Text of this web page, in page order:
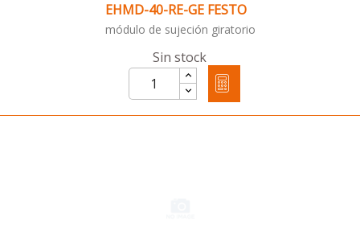
EHMD-40-RE-GE FESTO
módulo de sujeción giratorio
Sin stock